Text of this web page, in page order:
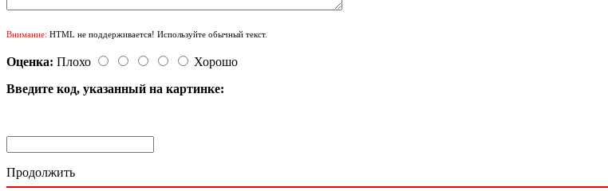
Внимание: HTML не поддерживается! Используйте обычный текст.
Оценка: Плохо
Хорошо
Введите код, указанный на картинке:
Продолжить